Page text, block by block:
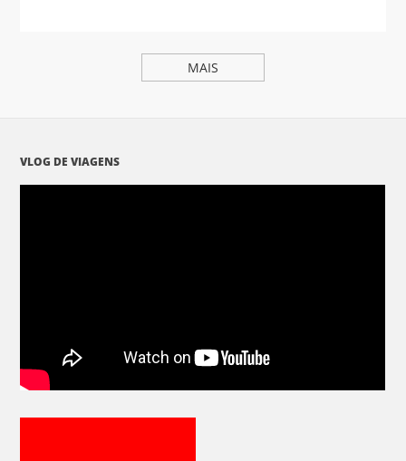
MAIS
VLOG DE VIAGENS